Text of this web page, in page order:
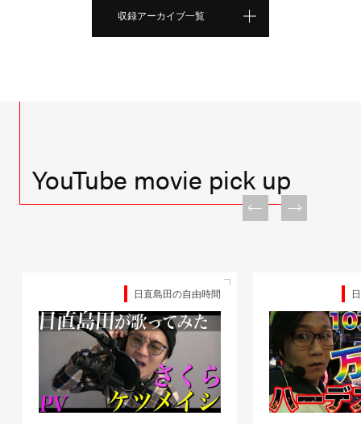
収録アーカイブ一覧
YouTube movie pick up
日直島田の自由時間